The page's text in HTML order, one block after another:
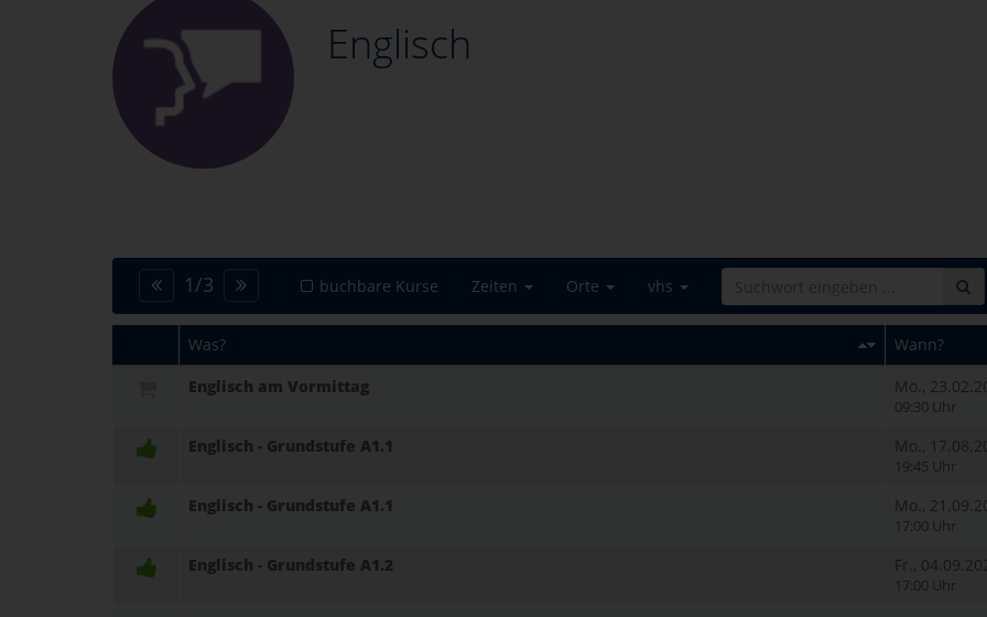
Englisch
1/3 buchbare Kurse Zeiten Orte vhs
Was? Wann?
Englisch am Vormittag
Mo.,
09:30 Uhr
Englisch - Grundstufe A1.1 Mo.,
19:45 Uhr
Englisch - Grundstufe A1.1 Mo.,
17:00 Uhr
Englisch - Grundstufe A1.2 Fr.,
17:00 Uhr